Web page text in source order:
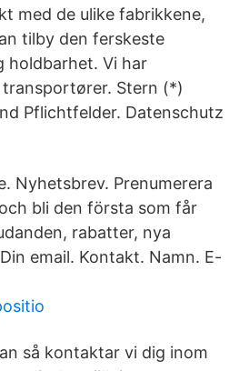
med de ulike fabrikkene,
tilby den ferskeste
holdbarhet. Vi har
Stern (*)
Pflichtfelder. Datenschutz
Nyhetsbrev. Prenumerera
bli den första som får
rabatter, nya
email. Kontakt. Namn. E-
så kontaktar vi dig inom